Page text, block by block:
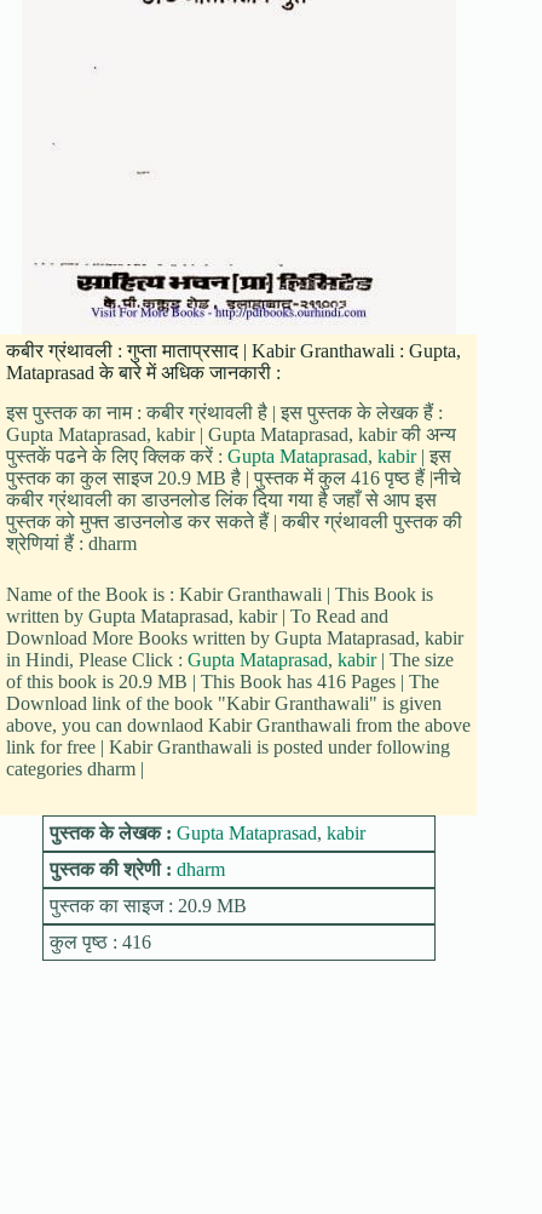
कबीर ग्रंथावली : गुप्ता माताप्रसाद | Kabir Granthawali : Gupta,
Mataprasad के बारे में अधिक जानकारी :
इस पुस्तक का नाम : कबीर ग्रंथावली है | इस पुस्तक के लेखक हैं :
Gupta Mataprasad, kabir | Gupta Mataprasad, kabir की अन्य
पुस्तकें पढने के लिए क्लिक करें : Gupta Mataprasad, kabir| इस
पुस्तक का कुल साइज 20.9 MB है | पुस्तक में कुल 416 पृष्ठ हैं |नीचे
कबीर ग्रंथावली का डाउनलोड लिंक दिया गया है जहाँ से आप इस
पुस्तक को मुफ्त डाउनलोड कर सकते हैं | कबीर ग्रंथावली पुस्तक की
श्रेणियां हैं : dharm
Name of the Book is : Kabir Granthawali | This Book is
written by Gupta Mataprasad, kabir | To Read and
Download More Books written by Gupta Mataprasad, kabir
in Hindi, Please Click : Gupta Mataprasad, kabir| The size
of this book is 20.9 MB | This Book has 416 Pages | The
Download link of the book "Kabir Granthawali" is given
above, you can downlaod Kabir Granthawali from the above
link for free | Kabir Granthawali is posted under following
categories dharm |
पुस्तक के लेखक : Gupta Mataprasad, kabir
पुस्तक की श्रेणी : dharm
पुस्तक का साइज : 20.9 MB
कुल पृष्ठ : 416